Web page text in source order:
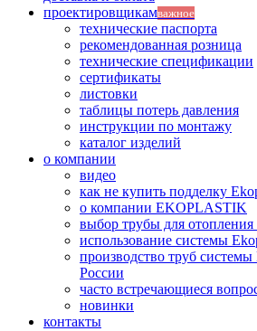
проектировщикамважное
технические паспорта
рекомендованная розница
технические спецификации
сертификаты
листовки
таблицы потерь давления
инструкции по монтажу
каталог изделий
о компании
видео
как не купить подделку
о компании EKOPLASTIK
выбор трубы для
использование системы
производство труб
России
часто встречающиеся
новинки
контакты